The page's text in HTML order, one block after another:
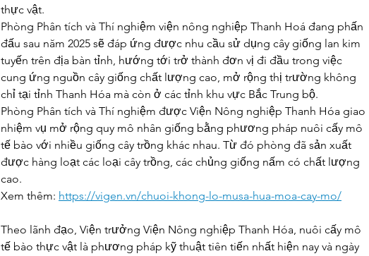
thực vật.
Phòng Phân tích và Thí nghiệm viện nông nghiệp Thanh Hoá đang phấn
đấu sau năm 2025 sẽ đáp ứng được nhu cầu sử dụng cây giống lan kim
tuyến trên địa bàn tỉnh, hướng tới trở thành đơn vị đi đầu trong việc
cung ứng nguồn cây giống chất lượng cao, mở rộng thị trường không
chỉ tại tỉnh Thanh Hóa mà còn ở các tỉnh khu vực Bắc Trung bộ.
Phòng Phân tích và Thí nghiệm được Viện Nông nghiệp Thanh Hóa giao
nhiệm vụ mở rộng quy mô nhân giống bằng phương pháp nuôi cấy mô
tế bào với nhiều giống cây trồng khác nhau. Từ đó phòng đã sản xuất
được hàng loạt các loại cây trồng, các chủng giống nấm có chất lượng
cao.
Xem thêm: https://vigen.vn/chuoi-khong-lo-musa-hua-moa-cay-mo/
Theo lãnh đạo, Viện trưởng Viện Nông nghiệp Thanh Hóa, nuôi cấy mô
tế bào thực vật là phương pháp kỹ thuật tiên tiến nhất hiện nay và ngày